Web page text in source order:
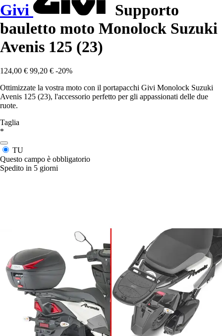
Givi
Supporto
bauletto moto Monolock Suzuki
Avenis 125 (23)
124,00 € 99,20 € -20%
Ottimizzate la vostra moto con il portapacchi Givi Monolock Suzuki
Avenis 125 (23), l'accessorio perfetto per gli appassionati delle due
ruote.
Taglia
*
TU
Questo campo è obbligatorio
Spedito in 5 giorni